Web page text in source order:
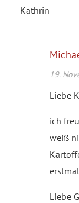
Kathrin
19.
Liebe
ich
weiß
Liebe